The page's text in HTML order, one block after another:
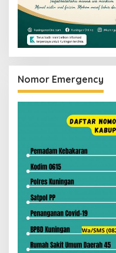
Nomor Emergency